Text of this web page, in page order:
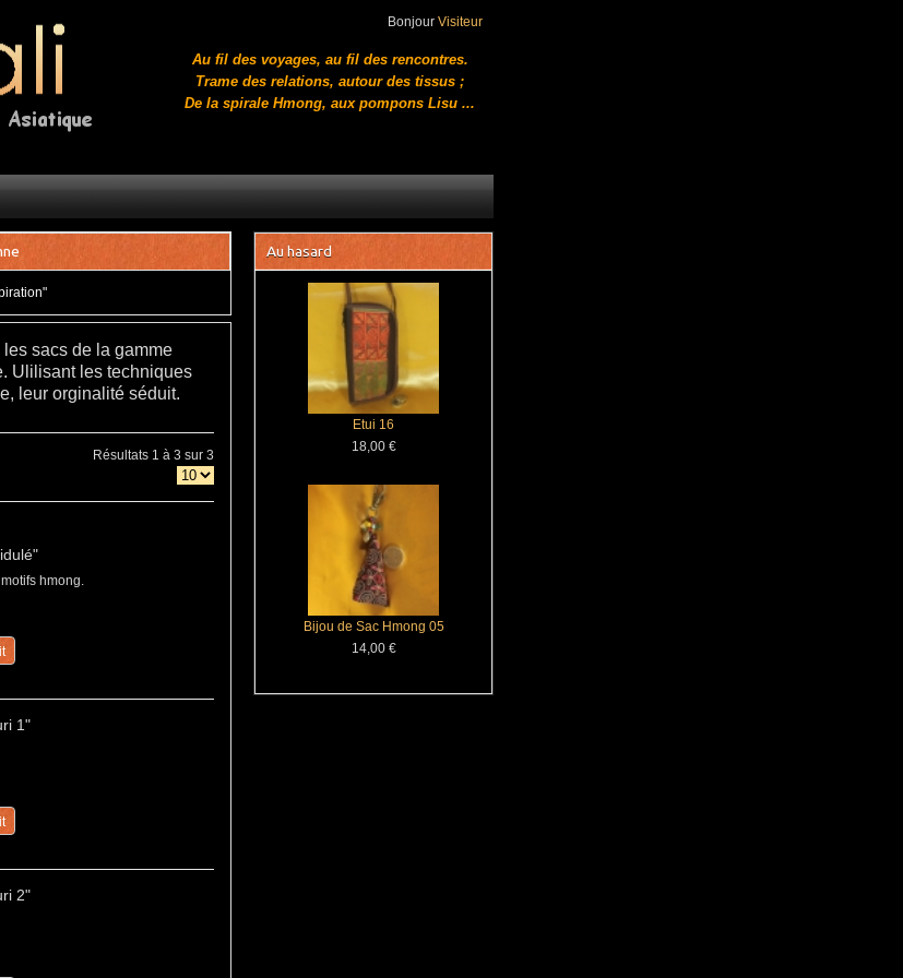
Bonjour Visiteur
Au fil des voyages, au fil des rencontres.
Trame des relations, autour des tissus ;
De la spirale Hmong, aux pompons Lisu ...
sacs de la gamme
Ulilisant les techniques
leur orginalité séduit.
Résultats 1 à 3 sur 3
hmong.
1"
2"
Au hasard
Etui 16
18,00 €
Bijou de Sac Hmong 05
14,00 €